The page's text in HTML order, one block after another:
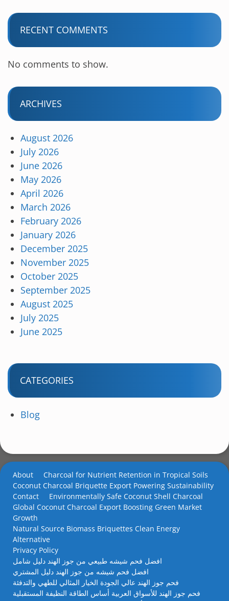
RECENT COMMENTS
No comments to show.
ARCHIVES
August 2026
July 2026
June 2026
May 2026
April 2026
March 2026
February 2026
January 2026
December 2025
November 2025
October 2025
September 2025
August 2025
July 2025
June 2025
CATEGORIES
Blog
About
Charcoal for Nutrient Retention in Tropical Soils
Coconut Charcoal Briquette Export Powering Sustainability
Contact
Environmentally Safe Coconut Shell Charcoal
Global Coconut Charcoal Export Boosting Green Market
Growth
Natural Source Biomass Briquettes Clean Energy
Alternative
Privacy Policy
افضل فحم شيشه طبيعي من جوز الهند دليل شامل
افضل فحم شيشه من جوز الهند دليل المشتري
فحم جوز الهند عالي الجودة الخيار المثالي للطهي والتدفئة
فحم جوز الهند للأسواق العربية أساس الطاقة النظيفة المستقبلية